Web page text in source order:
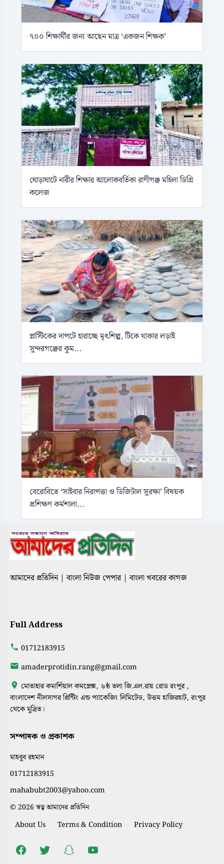
৭০০ শিক্ষার্থীর জন্য আছেন মাত্র ‘একজন শিক্ষক’
ঘোড়াঘাটে নারীর শিক্ষার আলোকবর্তিকা রাণীগঞ্জ মহিলা ডিগ্রি
কলেজ
প্লাস্টিকের দাপটে হারাচ্ছে মৃৎশিল্প, টিকে থাকার লড়াই
সুন্দরগঞ্জের কুম...
বেরোবিতে ‘সাইবার নিরাপত্তা ও ডিজিটাল সুরক্ষা’ বিষয়ক
প্রশিক্ষণ কর্মশালা...
আমাদের প্রতিদিন | বাংলা নিউজ পেপার | বাংলা খবরের কাগজ
Full Address
01712183915
amaderprotidin.rang@gmail.com
মোতাহার কমার্শিয়াল কমপ্লেক্স, ৬ষ্ঠ তলা জি.এল.রায় রোড রংপুর ,
বাংলাদেশ নীলসাগর প্রিন্টিং এন্ড প্যাকেজিং লিমিটেড, উত্তম হাজিরহাট, রংপুর
থেকে মুদ্রিত।
সম্পাদক ও প্রকাশক
মাহবুব রহমান
01712183915
mahabubt2003@yahoo.com
© 2026 স্বত্ব আমাদের প্রতিদিন
About Us Terms & Condition Privacy Policy